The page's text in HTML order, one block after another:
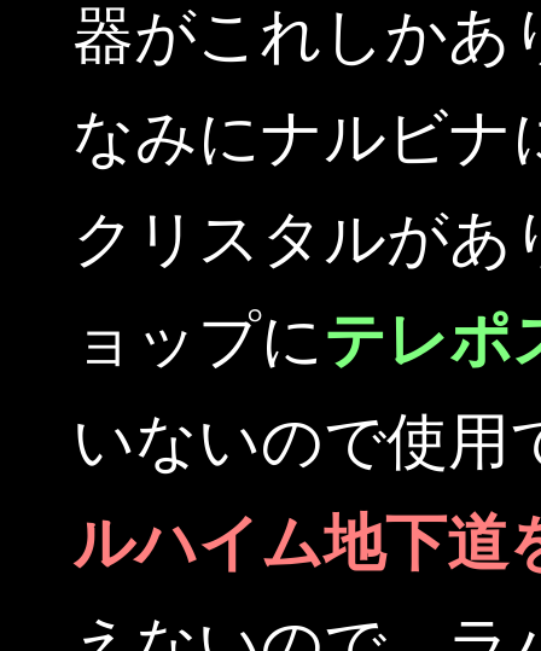
器がこれしかあ
なみにナルビナ
クリスタルがあ
ョップにテレポ
いないので使用
ルハイム地下道